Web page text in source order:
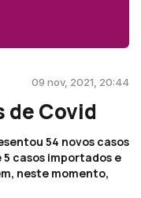
09 nov, 2021, 20:44
de Covid
54 novos casos
casos importados e
neste momento,